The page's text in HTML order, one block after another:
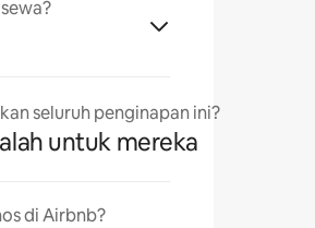
seluruh penginapan ini?
untuk mereka
di Airbnb?